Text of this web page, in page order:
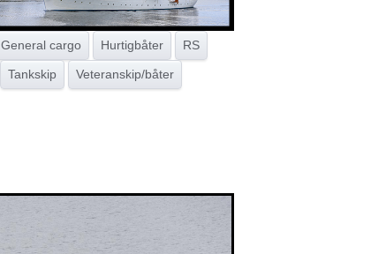
General cargo Hurtigbåter RS
Tankskip Veteranskip/båter